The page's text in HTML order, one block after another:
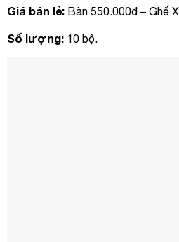
Giá bán lẻ: Bàn 550.000đ – Ghế
Số lượng: 10 bộ.